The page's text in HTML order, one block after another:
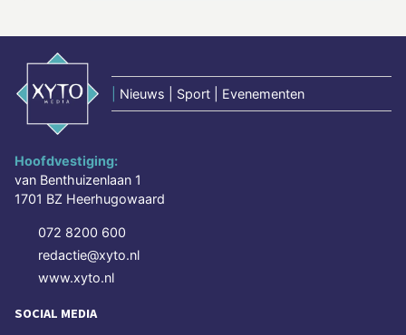
Nieuws | Sport | Evenementen
Hoofdvestiging:
van Benthuizenlaan 1
1701 BZ Heerhugowaard
072 8200 600
redactie@xyto.nl
www.xyto.nl
SOCIAL MEDIA